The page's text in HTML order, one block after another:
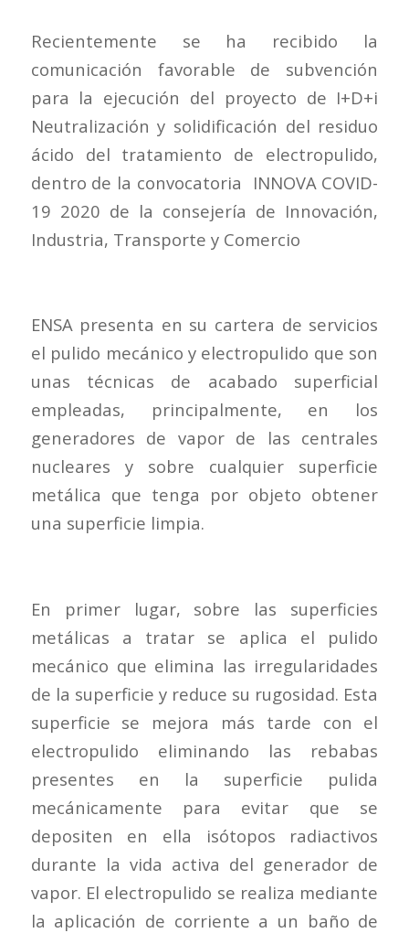
Recientemente se ha recibido la
comunicación favorable de subvención
para la ejecución del proyecto de I+D+i
Neutralización y solidificación del residuo
ácido del tratamiento de electropulido,
dentro de la convocatoria INNOVA COVID-
19 2020 de la consejería de Innovación,
Industria, Transporte y Comercio
ENSA presenta en su cartera de servicios
el pulido mecánico y electropulido que son
unas técnicas de acabado superficial
empleadas, principalmente, en los
generadores de vapor de las centrales
nucleares y sobre cualquier superficie
metálica que tenga por objeto obtener
una superficie limpia.
En primer lugar, sobre las superficies
metálicas a tratar se aplica el pulido
mecánico que elimina las irregularidades
de la superficie y reduce su rugosidad. Esta
superficie se mejora más tarde con el
electropulido eliminando las rebabas
presentes en la superficie pulida
mecánicamente para evitar que se
depositen en ella isótopos radiactivos
durante la vida activa del generador de
vapor. El electropulido se realiza mediante
la aplicación de corriente a un baño de